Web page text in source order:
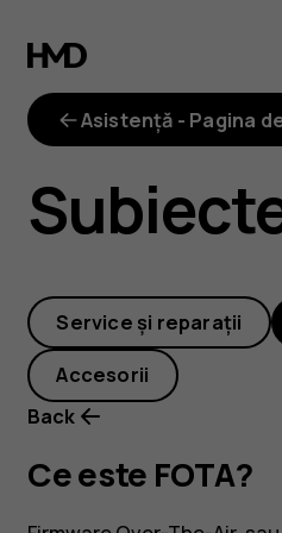
Ce
este
FOTA?
Asistență - Pagina
Service și reparații
Accesorii
Back
Ce este FOTA?